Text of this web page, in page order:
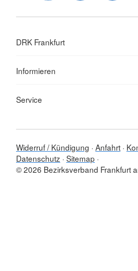
DRK Frankfurt
Informieren
Service
Widerruf / Kündigung Anfahrt
Datenschutz Sitemap
© 2026 Bezirksverband Frankfurt